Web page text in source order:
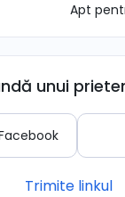
Apt
unui
Trimite linkul